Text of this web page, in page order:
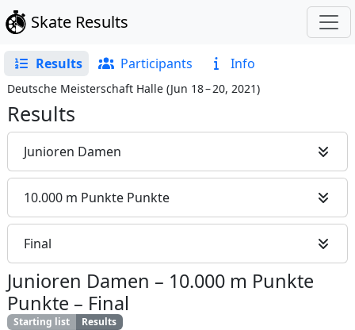
Skate Results
Results Participants Info
Deutsche Meisterschaft Halle (Jun 18 – 20, 2021)
Results
Junioren Damen
10.000 m Punkte Punkte
Final
Junioren Damen – 10.000 m Punkte
Punkte – Final
Starting list Results